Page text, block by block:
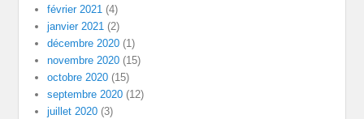
février 2021 (4)
janvier 2021 (2)
décembre 2020 (1)
novembre 2020 (15)
octobre 2020 (15)
septembre 2020 (12)
juillet 2020 (3)